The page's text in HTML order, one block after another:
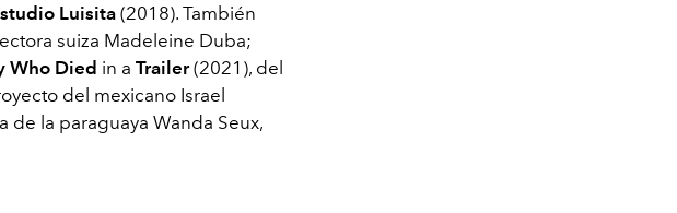
Luisita(2018). También
suiza Madeleine Duba;
Who Died in a Trailer(2021), del
del mexicano Israel
de la paraguaya Wanda Seux,